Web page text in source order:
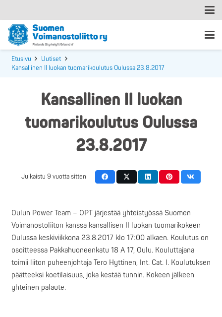
Etusivu
Uutiset
Kansallinen II luokan tuomarikoulutus Oulussa 23.8.2017
Kansallinen II luokan
tuomarikoulutus Oulussa
23.8.2017
Julkaistu 9 vuotta sitten
Oulun Power Team – OPT järjestää yhteistyössä Suomen
Voimanostoliiton kanssa kansallisen II luokan tuomarikokeen
Oulussa keskiviikkona 23.8.2017 klo 17:00 alkaen. Koulutus on
osoitteessa Pakkahuoneenkatu 18 A 17, Oulu. Kouluttajana
toimii liiton puheenjohtaja Tero Hyttinen, Int. Cat. I. Koulutuksen
päätteeksi koetilaisuus, joka kestää tunnin. Kokeen jälkeen
yhteinen palaute.